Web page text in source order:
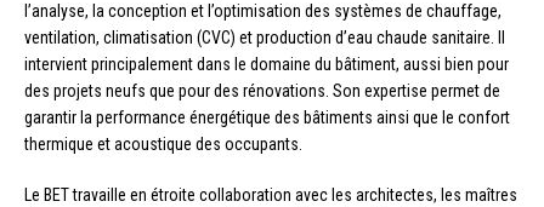
l’analyse, la conception et l’optimisation des systèmes de chauffage,
ventilation, climatisation (CVC) et production d’eau chaude sanitaire. Il
intervient principalement dans le domaine du bâtiment, aussi bien pour
des projets neufs que pour des rénovations. Son expertise permet de
garantir la performance énergétique des bâtiments ainsi que le confort
thermique et acoustique des occupants.
Le BET travaille en étroite collaboration avec les architectes, les maîtres